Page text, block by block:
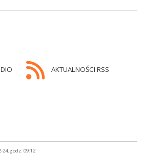
AKTUALNOŚCI RSS
24, godz. 09:12